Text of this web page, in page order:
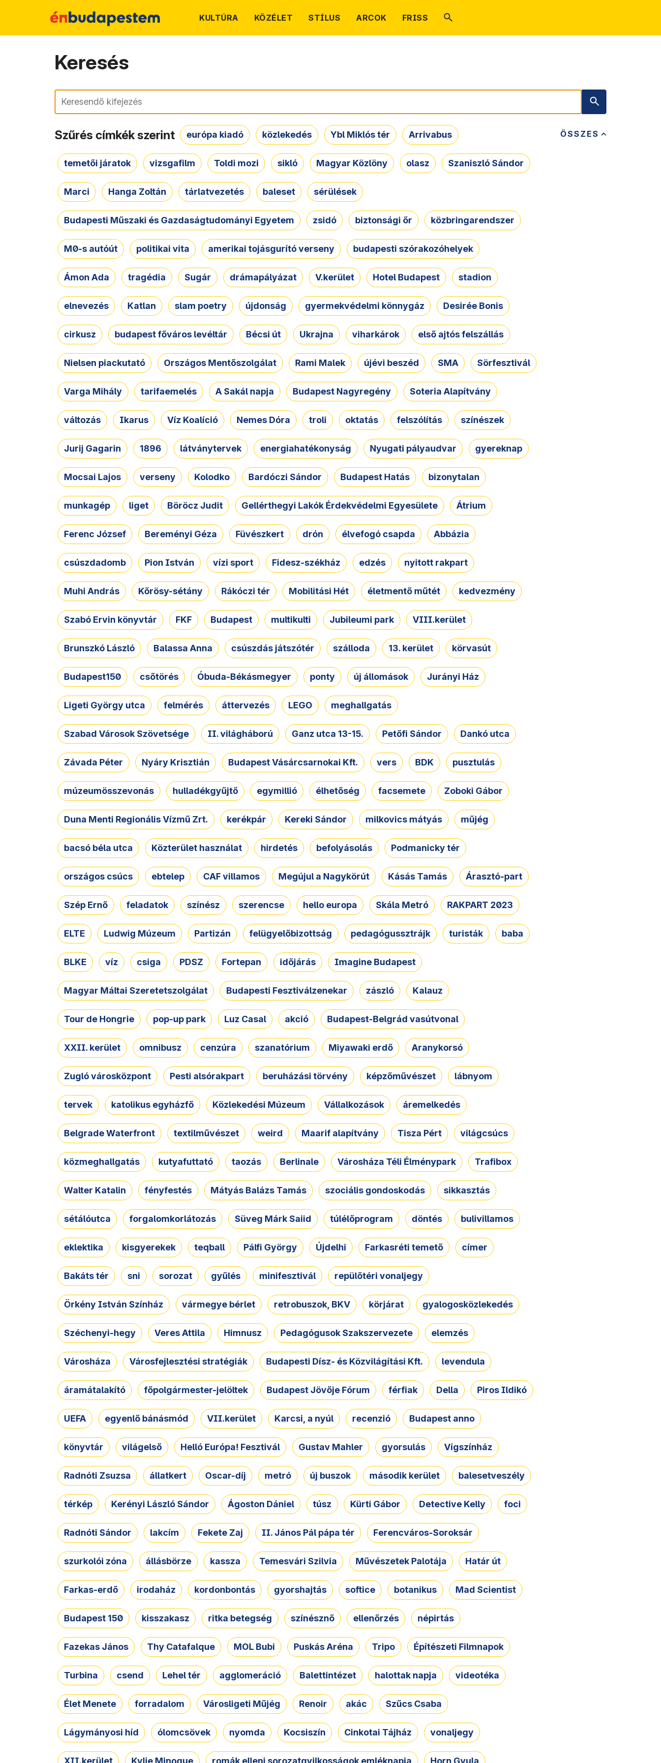
KULTÚRA KÖZÉLET STÍLUS ARCOK FRISS
Keresés
Keresés
ÖSSZES
Szűrés címkék szerint európa kiadó közlekedés Ybl Miklós tér Arrivabus
temetői járatok vizsgafilm Toldi mozi sikló Magyar Közlöny olasz Szaniszló Sándor
Marci Hanga Zoltán tárlatvezetés baleset sérülések
Budapesti Műszaki és Gazdaságtudományi Egyetem zsidó biztonsági őr közbringarendszer
M0-s autóút politikai vita amerikai tojásgurító verseny budapesti szórakozóhelyek
Ámon Ada tragédia Sugár drámapályázat V.kerület Hotel Budapest stadion
elnevezés Katlan slam poetry újdonság gyermekvédelmi könnygáz Desirée Bonis
cirkusz budapest főváros levéltár Bécsi út Ukrajna viharkárok első ajtós felszállás
Nielsen piackutató Országos Mentőszolgálat Rami Malek újévi beszéd SMA Sörfesztivál
Varga Mihály tarifaemelés A Sakál napja Budapest Nagyregény Soteria Alapítvány
változás Ikarus Víz Koalíció Nemes Dóra troli oktatás felszólítás színészek
Jurij Gagarin 1896 látványtervek energiahatékonyság Nyugati pályaudvar gyereknap
Mocsai Lajos verseny Kolodko Bardóczi Sándor Budapest Hatás bizonytalan
munkagép liget Böröcz Judit Gellérthegyi Lakók Érdekvédelmi Egyesülete Átrium
Ferenc József Bereményi Géza Füvészkert drón élvefogó csapda Abbázia
csúszdadomb Pion István vízi sport Fidesz-székház edzés nyitott rakpart
Muhi András Kőrösy-sétány Rákóczi tér Mobilitási Hét életmentő műtét kedvezmény
Szabó Ervin könyvtár FKF Budapest multikulti Jubileumi park VIII.kerület
Brunszkó László Balassa Anna csúszdás játszótér szálloda 13. kerület körvasút
Budapest150 csőtörés Óbuda-Békásmegyer ponty új állomások Jurányi Ház
Ligeti György utca felmérés áttervezés LEGO meghallgatás
Szabad Városok Szövetsége II. világháború Ganz utca 13-15. Petőfi Sándor Dankó utca
Závada Péter Nyáry Krisztián Budapest Vásárcsarnokai Kft. vers BDK pusztulás
múzeumösszevonás hulladékgyűjtő egymillió élhetőség facsemete Zoboki Gábor
Duna Menti Regionális Vízmű Zrt. kerékpár Kereki Sándor milkovics mátyás műjég
bacsó béla utca Közterület használat hirdetés befolyásolás Podmanicky tér
országos csúcs ebtelep CAF villamos Megújul a Nagykörút Kásás Tamás Árasztó-part
Szép Ernő feladatok színész szerencse hello europa Skála Metró RAKPART 2023
ELTE Ludwig Múzeum Partizán felügyelőbizottság pedagógussztrájk turisták baba
BLKE víz csiga PDSZ Fortepan időjárás Imagine Budapest
Magyar Máltai Szeretetszolgálat Budapesti Fesztiválzenekar zászló Kalauz
Tour de Hongrie pop-up park Luz Casal akció Budapest-Belgrád vasútvonal
XXII. kerület omnibusz cenzúra szanatórium Miyawaki erdő Aranykorsó
Zugló városközpont Pesti alsórakpart beruházási törvény képzőművészet lábnyom
tervek katolikus egyházfő Közlekedési Múzeum Vállalkozások áremelkedés
Belgrade Waterfront textilművészet weird Maarif alapítvány Tisza Pért világcsúcs
közmeghallgatás kutyafuttató taozás Berlinale Városháza Téli Élménypark Trafibox
Walter Katalin fényfestés Mátyás Balázs Tamás szociális gondoskodás sikkasztás
sétálóutca forgalomkorlátozás Süveg Márk Saiid túlélőprogram döntés bulivillamos
eklektika kisgyerekek teqball Pálfi György Újdelhi Farkasréti temető címer
Bakáts tér sni sorozat gyűlés minifesztivál repülőtéri vonaljegy
Örkény István Színház vármegye bérlet retrobuszok, BKV körjárat gyalogosközlekedés
Széchenyi-hegy Veres Attila Himnusz Pedagógusok Szakszervezete elemzés
Városháza Városfejlesztési stratégiák Budapesti Dísz- és Közvilágítási Kft. levendula
áramátalakító főpolgármester-jelöltek Budapest Jövője Fórum férfiak Della Piros Ildikó
UEFA egyenlő bánásmód VII.kerület Karcsi, a nyúl recenzió Budapest anno
könyvtár világelső Helló Európa! Fesztivál Gustav Mahler gyorsulás Vígszínház
Radnóti Zsuzsa állatkert Oscar-díj metró új buszok második kerület balesetveszély
térkép Kerényi László Sándor Ágoston Dániel túsz Kürti Gábor Detective Kelly foci
Radnóti Sándor lakcím Fekete Zaj II. János Pál pápa tér Ferencváros-Soroksár
szurkolói zóna állásbörze kassza Temesvári Szilvia Művészetek Palotája Határ út
Farkas-erdő irodaház kordonbontás gyorshajtás softice botanikus Mad Scientist
Budapest 150 kisszakasz ritka betegség színésznő ellenőrzés népirtás
Fazekas János Thy Catafalque MOL Bubi Puskás Aréna Tripo Építészeti Filmnapok
Turbina csend Lehel tér agglomeráció Balettintézet halottak napja videotéka
Élet Menete forradalom Városligeti Műjég Renoir akác Szűcs Csaba
Lágymányosi híd ólomcsövek nyomda Kocsiszín Cinkotai Tájház vonaljegy
XII.kerület Kylie Minogue romák elleni sorozatgyilkosságok emléknapja Horn Gyula